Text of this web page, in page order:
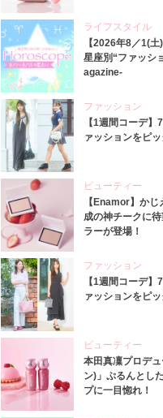
ライフスタイル
【2026年8／1(
星座別“ファッシ
agazine-
ファッション
【1週間コーデ
ァッションをピ
ビューティー
【Enamor】か
成の神チークに
ラーが登場！
ファッション
【1週間コーデ
ァッションをピ
ビューティー
本田真凜プロデ
ン)」ぷるんとし
プに一目惚れ！